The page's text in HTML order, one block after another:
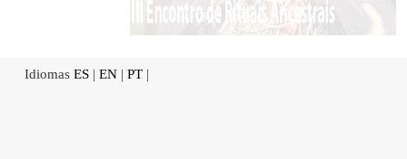
Idiomas ES | EN | PT |